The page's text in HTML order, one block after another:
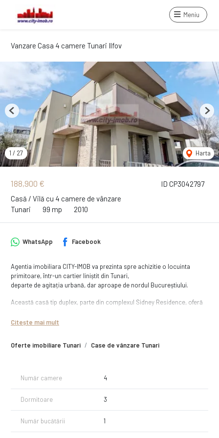
Meniu
Vanzare Casa 4 camere Tunari Ilfov
ID CP3042797
188,900 €
Casă / Vilă cu 4 camere de vânzare
Tunari
99 mp 2010
1 / 27 Harta
Previous Next
Oferte imobiliare Tunari Case de vânzare Tunari
WhatsApp Facebook
Agentia imobiliara CITY-IMOB va prezinta spre achizitie o locuinta
primitoare, într-un cartier liniștit din Tunari,
departe de agitația urbană, dar aproape de nordul Bucureștiului.
Această casă tip duplex, parte din complexul Sidney Residence, oferă
Detalii principale:
• Regim de înălțime: P+1
• Teren: 184 mp, cu curte amenajata si îngrijită – ideală pentru relaxare,
Compartimentari:
Parter:
Citește mai mult
Număr camere 4
Dormitoare 3
Număr bucătării 1